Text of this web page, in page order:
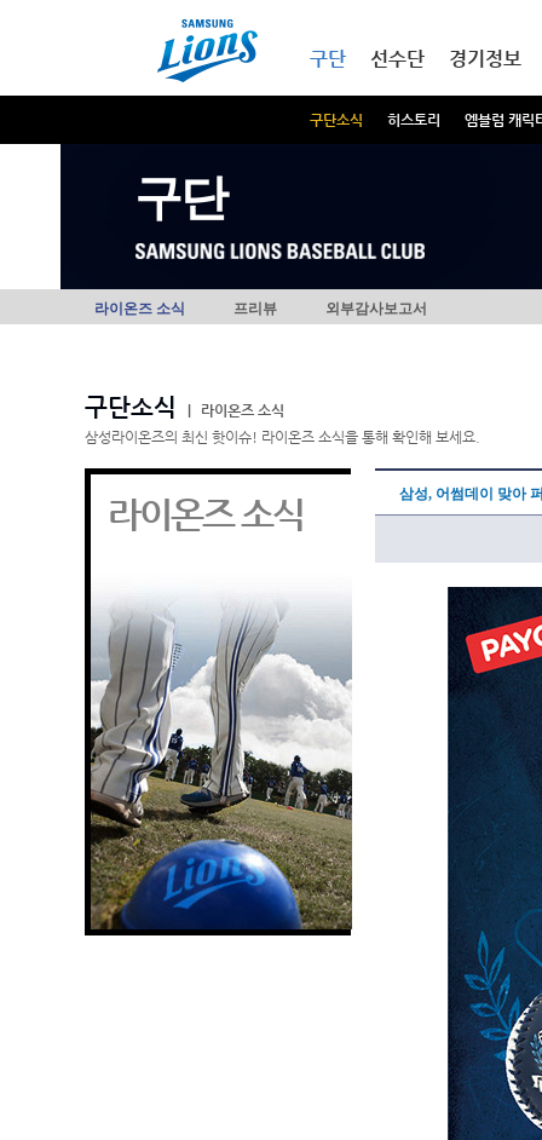
구단
구단소식 히스토리 엠블럼 캐릭
선수단 경기정보
구단
라이온즈 소식 프리뷰 외부감사보고서
구단소식
라이온즈 소식
삼성라이온즈의 최신 핫이슈! 라이온즈 소식을 통해 확인해 보세요.
라이온즈 소식 삼성, 어썸데이 맞아